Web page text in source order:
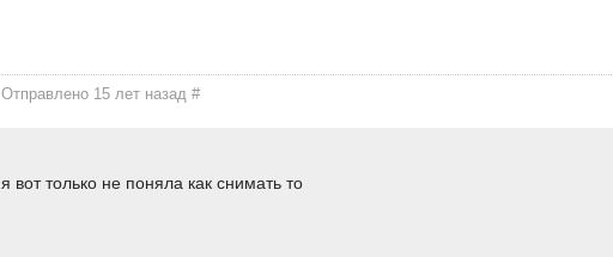
Отправлено 15 лет назад#
я вот только не поняла как снимать то